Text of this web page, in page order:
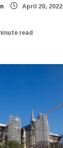
April 20, 2022
read